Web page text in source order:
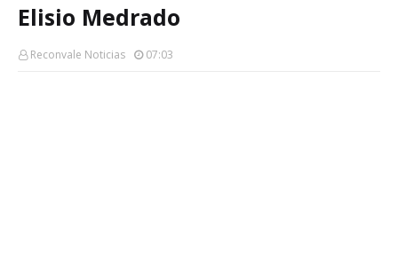
Elisio Medrado
Reconvale Noticias 07:03